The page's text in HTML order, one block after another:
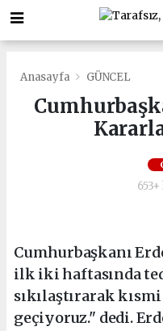
Anasayfa GÜNCEL
Cumhurbaşkanı
ilk iki haftasında
sıkılaştırarak
geçiyoruz." dedi.